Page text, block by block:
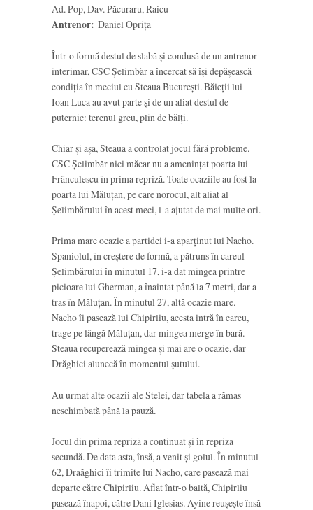
Ad. Pop, Dav. Păcuraru, Raicu
Antrenor: Daniel Oprița
Într-o formă destul de slabă și condusă de un antrenor
interimar, CSC Șelimbăr a încercat să își depășească
condiția în meciul cu Steaua București. Băieții lui
Ioan Luca au avut parte și de un aliat destul de
puternic: terenul greu, plin de bălți.
Chiar și așa, Steaua a controlat jocul fără probleme.
CSC Șelimbăr nici măcar nu a amenințat poarta lui
Frânculescu în prima repriză. Toate ocaziile au fost la
poarta lui Măluțan, pe care norocul, alt aliat al
Șelimbărului în acest meci, l-a ajutat de mai multe ori.
Prima mare ocazie a partidei i-a aparținut lui Nacho.
Spaniolul, în creștere de formă, a pătruns în careul
Șelimbărului în minutul 17, i-a dat mingea printre
picioare lui Gherman, a înaintat până la 7 metri, dar a
tras în Măluțan. În minutul 27, altă ocazie mare.
Nacho îi pasează lui Chipirliu, acesta intră în careu,
trage pe lângă Măluțan, dar mingea merge în bară.
Steaua recuperează mingea și mai are o ocazie, dar
Drăghici alunecă în momentul șutului.
Au urmat alte ocazii ale Stelei, dar tabela a rămas
neschimbată până la pauză.
Jocul din prima repriză a continuat și în repriza
secundă. De data asta, însă, a venit și golul. În minutul
62, Draăghici îi trimite lui Nacho, care pasează mai
departe către Chipirliu. Aflat într-o baltă, Chipirliu
pasează înapoi, către Dani Iglesias. Ayine reușește însă